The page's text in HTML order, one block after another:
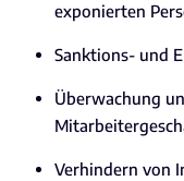
exponierten
Sanktions- und
Überwachung
Verhindern von